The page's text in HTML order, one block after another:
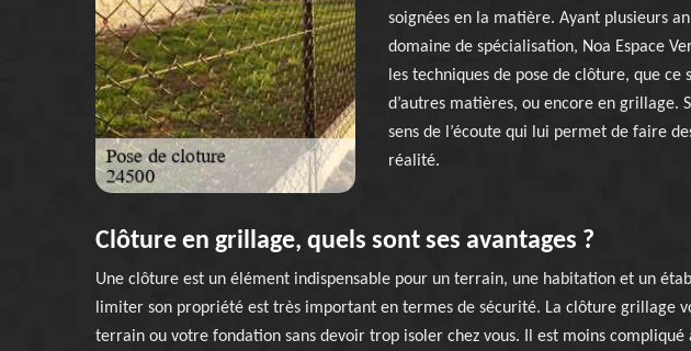
soignées en la matière. Ayant plusieurs
domaine de spécialisation, Noa Espace
les techniques de pose de clôture, que
d’autres matières, ou encore en grillage.
sens de l’écoute qui lui permet de faire
réalité.
Clôture en grillage, quels sont ses avantages ?
Une clôture est un élément indispensable pour un terrain, une habitation et un
limiter son propriété est très important en termes de sécurité. La clôture grillage
terrain ou votre fondation sans devoir trop isoler chez vous. Il est moins compliqué